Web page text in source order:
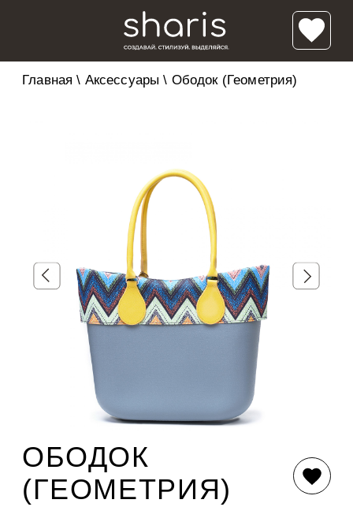
Главная \ Аксессуары \ Ободок (геометрия)
ОБОДОК
(ГЕОМЕТРИЯ)